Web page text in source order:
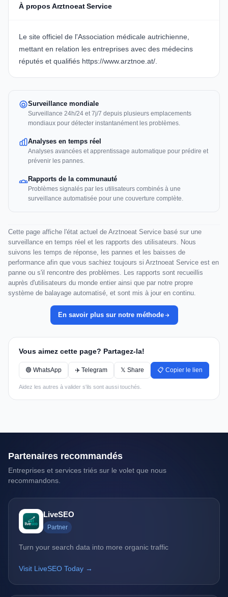
À propos Arztnoeat Service
Le site officiel de l'Association médicale autrichienne,
mettant en relation les entreprises avec des médecins
réputés et qualifiés https://www.arztnoe.at/.
Surveillance mondiale
Surveillance 24h/24 et 7j/7 depuis plusieurs emplacements
mondiaux pour détecter instantanément les problèmes.
Analyses en temps réel
Analyses avancées et apprentissage automatique pour prédire et
prévenir les pannes.
Rapports de la communauté
Problèmes signalés par les utilisateurs combinés à une
surveillance automatisée pour une couverture complète.
Cette page affiche l'état actuel de Arztnoeat Service basé sur une
surveillance en temps réel et les rapports des utilisateurs. Nous
suivons les temps de réponse, les pannes et les baisses de
performance afin que vous sachiez toujours si Arztnoeat Service est en
panne ou s'il rencontre des problèmes. Les rapports sont recueillis
auprès d'utilisateurs du monde entier ainsi que par notre propre
système de balayage automatisé, et sont mis à jour en continu.
En savoir plus sur notre méthode
Vous aimez cette page? Partagez-la!
🟢 WhatsApp ✈️ Telegram 𝕏 Share 📋 Copier le lien
Aidez les autres à valider s'ils sont aussi touchés.
Partenaires recommandés
Entreprises et services triés sur le volet que nous
recommandons.
LiveSEO
Partner
Turn your search data into more organic traffic
Visit LiveSEO Today →